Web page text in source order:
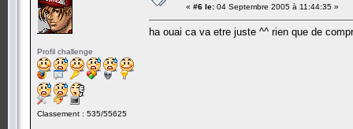
Profil challenge
Classement : 535/55625
« #6 le: 04 Septembre 2005 à 11:44:35 »
ha ouai ca va etre juste ^^ rien que de